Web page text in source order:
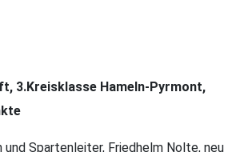
3.Kreisklasse Hameln-Pyrmont,
und Spartenleiter, Friedhelm Nolte, neu